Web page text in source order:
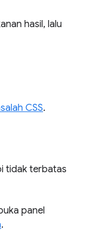
hasil, lalu
CSS.
tidak terbatas
panel
.